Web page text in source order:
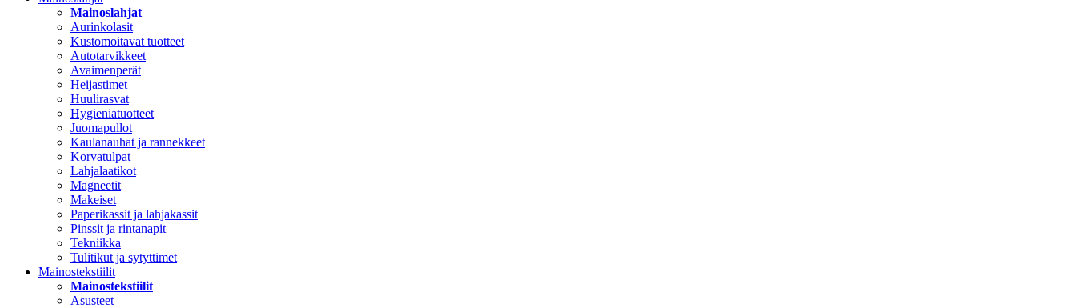
Mainoslahjat
Aurinkolasit
Kustomoitavat tuotteet
Autotarvikkeet
Avaimenperät
Heijastimet
Huulirasvat
Hygieniatuotteet
Juomapullot
Kaulanauhat ja rannekkeet
Korvatulpat
Lahjalaatikot
Magneetit
Makeiset
Paperikassit ja lahjakassit
Pinssit ja rintanapit
Tekniikka
Tulitikut ja sytyttimet
Mainostekstiilit
Mainostekstiilit
Asusteet